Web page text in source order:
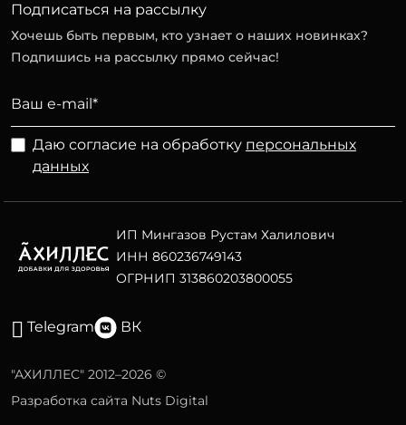
Подписаться на рассылку
Хочешь быть первым, кто узнает о наших новинках?
Подпишись на рассылку прямо сейчас!
Даю согласие на обработку персональных
данных
ИП Мингазов Рустам Халилович
ИНН 860236749143
ОГРНИП 313860203800055
Telegram ВК
"АХИЛЛЕС" 2012–2026 ©
Разработка сайта Nuts Digital